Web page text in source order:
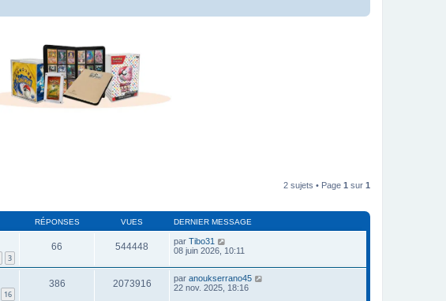
2 sujets • Page 1 sur 1
RÉPONSES VUES DERNIER MESSAGE
3
66 544448 par Tibo31
08 juin 2026, 10:11
16
386 2073916 par anoukserrano45
22 nov. 2025, 18:16